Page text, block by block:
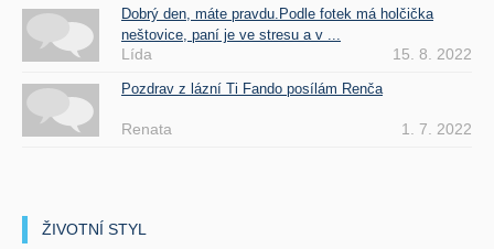
Dobrý den, máte pravdu.Podle fotek má holčička
neštovice, paní je ve stresu a v ...
Lída 15. 8. 2022
Pozdrav z lázní Ti Fando posílám Renča
Renata 1. 7. 2022
ŽIVOTNÍ STYL